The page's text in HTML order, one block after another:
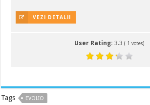
VEZI DETALII
User Rating:3.3 ( 1 votes)
Tags EVOLIO